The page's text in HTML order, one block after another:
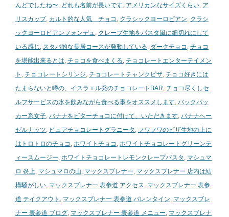
んどでしたね〜, どれも名前が長いです, アメリカンなサイズくらい, ア
リスカップ, カルト的な人気 チョコ , クラシックヨーロピアン, クラシ
ックヨーロピアンフォンデュ, クレープ生地をパスタ風に細切れにして
いる感じ , スタバ的な長居コースが発動している, ダークチョコ , チョコ
を堪能出来るとは, チョコを食べまくる, チョコレートエンターテイメン
ト , チョコレートシリンジ, チョコレートチャンクピザ, チョコ好きには
たまらないと噂の、イスラエル発のチョコレートBAR, チョコ尽くしセ
ルフサービスの水を飲みながら食べる事をオススメします, バックパッ
カー系女子, バナナをビターチョコに付けて、いただきます, バナナヘー
ゼルナッツ, ピュアチョコレートグラニータ , フワフワのピザ生地の上に
はトロトロのチョコ , ホワイトチョコ , ホワイトチョコレートグリーンテ
ィースムージー, ホワイトチョコレートレモンクレープパスタ , マシュマ
ロ 炎上, マシュマロの山, マックスブレナー, マックスブレナー 店内は結
構騒がしい, マックスブレナー 表参道 アクセス, マックスブレナー 表参
道 テイクアウト , マックスブレナー 表参道 バレンタイン, マックスブレ
ナー 表参道 ブログ, マックスブレナー 表参道 メニュー, マックスブレナ